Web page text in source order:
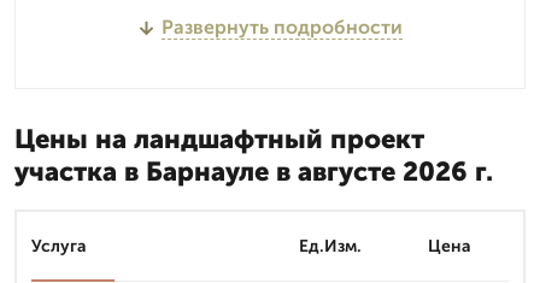
Развернуть подробности
Цены на ландшафтный проект
участка в Барнауле в августе 2026 г.
Услуга Ед.Изм. Цена